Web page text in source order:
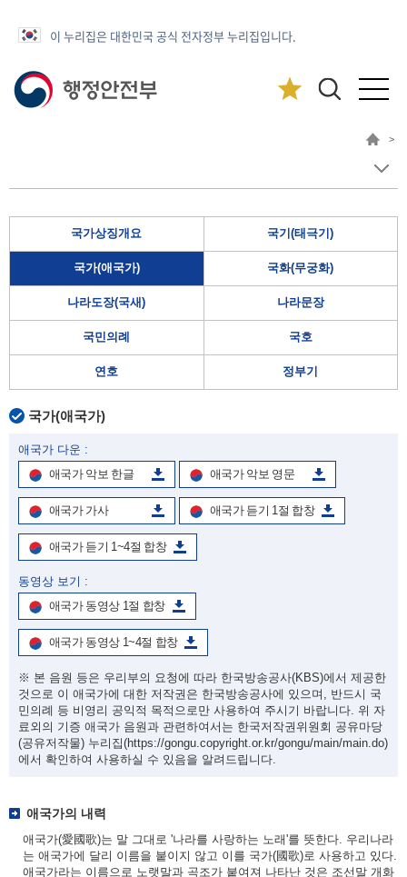
이 누리집은 대한민국 공식 전자정부 누리집입니다.
>
국가상징개요 국기(태극기)
국가(애국가) 국화(무궁화)
나라도장(국새) 나라문장
국민의례 국호
연호 정부기
국가(애국가)
애국가 다운 :
애국가 악보 한글
애국가 악보 영문
애국가 가사 애국가 듣기 1절 합창
애국가 듣기 1~4절 합창
동영상 보기 :
애국가 동영상 1절 합창
애국가 동영상 1~4절 합창
※ 본 음원 등은 우리부의 요청에 따라 한국방송공사(KBS)에서 제공한
것으로 이 애국가에 대한 저작권은 한국방송공사에 있으며, 반드시 국
민의례 등 비영리 공익적 목적으로만 사용하여 주시기 바랍니다. 위 자
료외의 기증 애국가 음원과 관련하여서는 한국저작권위원회 공유마당
(공유저작물) 누리집(https://gongu.copyright.or.kr/gongu/main/main.do)
에서 확인하여 사용하실 수 있음을 알려드립니다.
애국가의 내력
애국가(愛國歌)는 말 그대로 '나라를 사랑하는 노래'를 뜻한다. 우리나라
는 애국가에 달리 이름을 붙이지 않고 이를 국가(國歌)로 사용하고 있다.
애국가라는 이름으로 노랫말과 곡조가 붙여져 나타난 것은 조선말 개화